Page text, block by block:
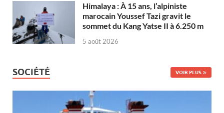
Himalaya : À 15 ans, l’alpiniste
marocain Youssef Tazi gravit le
sommet du Kang Yatse II à 6.250 m
5 août 2026
SOCIÉTÉ VOIR PLUS